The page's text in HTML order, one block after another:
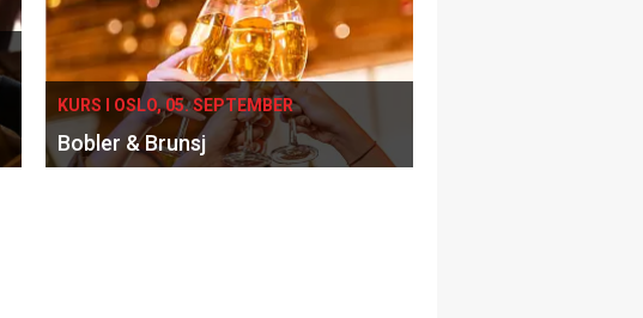
KURS I OSLO, 05. SEPTEMBER
Bobler & Brunsj